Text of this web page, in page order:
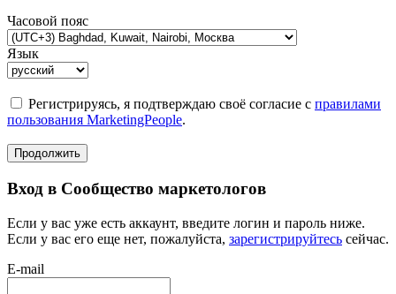
Часовой пояс
Язык
Регистрируясь, я подтверждаю своё согласие с правилами
пользования MarketingPeople.
Продолжить
Вход в Сообщество маркетологов
Если у вас уже есть аккаунт, введите логин и пароль ниже.
Если у вас его еще нет, пожалуйста, зарегистрируйтесь сейчас.
E-mail